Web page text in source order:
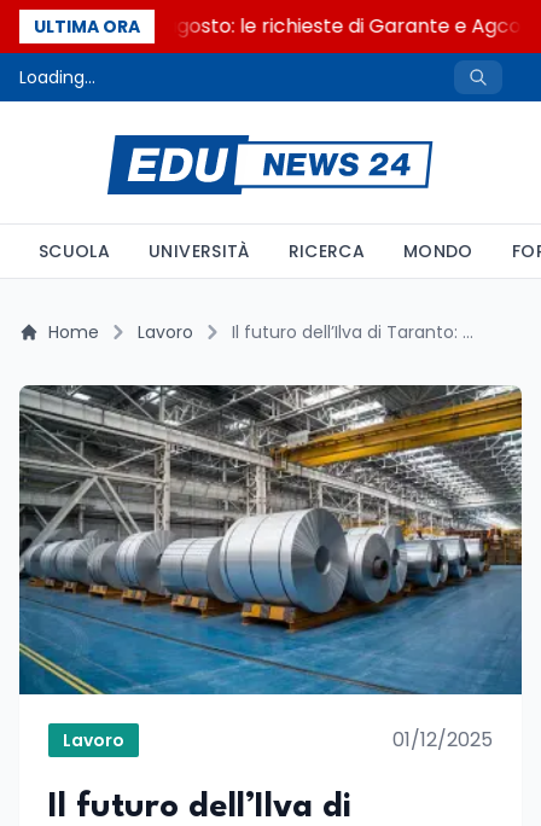
ULTIMA ORA
AI Act al via il 2 agosto: le richieste di Garante e Agcom
Loading...
SCUOLA UNIVERSITÀ RICERCA MONDO
Home Lavoro Il futuro dell’Ilva di Taranto: ostacoli, soluzioni e strategie per un vero rilancio
Lavoro 01/12/2025
Il futuro dell’Ilva di